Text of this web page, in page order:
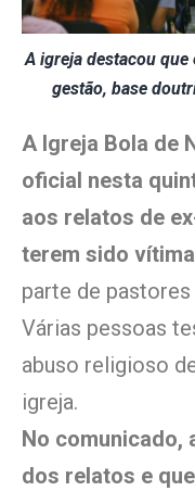
A igreja destacou
gestão, base
A Igreja Bola de
oficial nesta
aos relatos de
terem sido
parte de
Várias pessoas
abuso religioso
igreja.
No comunicado,
dos relatos e